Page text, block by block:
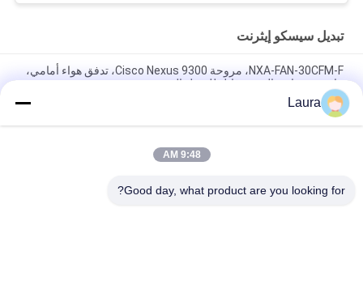
تبديل سيسكو إيثرنت
NXA-FAN-30CFM-F، مروحة Cisco Nexus 9300، تدفق هواء أمامي،
عادم من جانب المنفذ، قابل للتبديل السريع
T/4x25G SFP28/2x100G QSFP28
Laura
9:48 AM
Good day, what product are you looking for?